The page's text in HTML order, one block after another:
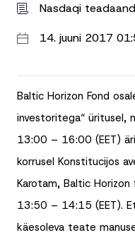
Nasdaqi
14. juuni 2017
Baltic Horizon Fond
investoritega“ üritusel,
13:00 – 16:00 (EET)
korrusel Konstitucijos
Karotam, Baltic
13:50 – 14:15 (EET).
käesoleva teate